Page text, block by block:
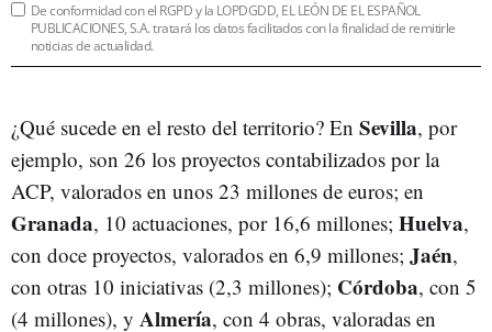
De conformidad con el RGPD y la LOPDGDD, EL LEÓN DE EL ESPAÑOL
PUBLICACIONES, S.A. tratará los datos facilitados con la finalidad de remitirle
noticias de actualidad.
¿Qué sucede en el resto del territorio? En Sevilla, por
ejemplo, son 26 los proyectos contabilizados por la
ACP, valorados en unos 23 millones de euros; en
Granada, 10 actuaciones, por 16,6 millones; Huelva,
con doce proyectos, valorados en 6,9 millones; Jaén,
con otras 10 iniciativas (2,3 millones); Córdoba, con 5
(4 millones), y Almería, con 4 obras, valoradas en